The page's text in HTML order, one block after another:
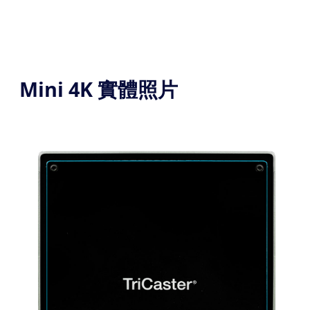
Mini 4K 實體照片